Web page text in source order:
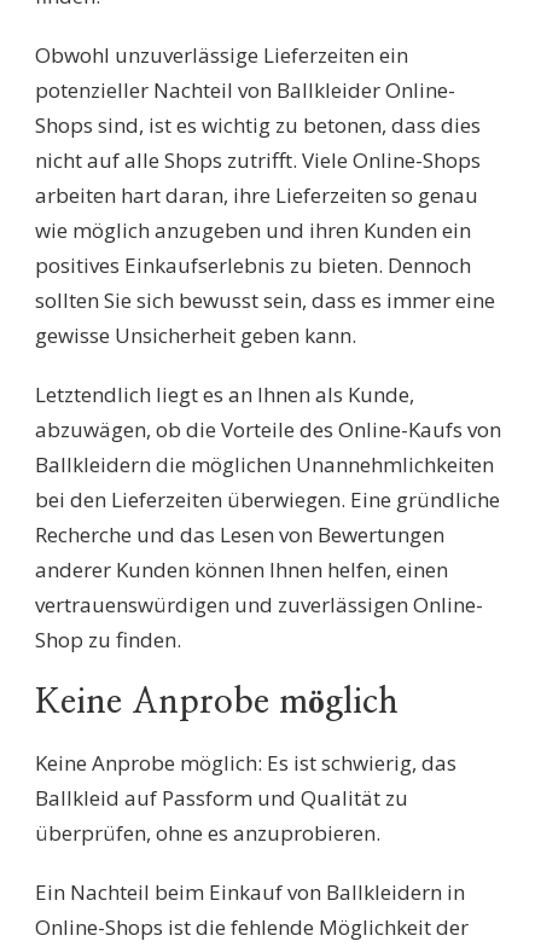
Obwohl unzuverlässige Lieferzeiten ein
potenzieller Nachteil von Ballkleider Online-
Shops sind, ist es wichtig zu betonen, dass dies
nicht auf alle Shops zutrifft. Viele Online-Shops
arbeiten hart daran, ihre Lieferzeiten so genau
wie möglich anzugeben und ihren Kunden ein
positives Einkaufserlebnis zu bieten. Dennoch
sollten Sie sich bewusst sein, dass es immer eine
gewisse Unsicherheit geben kann.
Letztendlich liegt es an Ihnen als Kunde,
abzuwägen, ob die Vorteile des Online-Kaufs von
Ballkleidern die möglichen Unannehmlichkeiten
bei den Lieferzeiten überwiegen. Eine gründliche
Recherche und das Lesen von Bewertungen
anderer Kunden können Ihnen helfen, einen
vertrauenswürdigen und zuverlässigen Online-
Shop zu finden.
Keine Anprobe möglich
Keine Anprobe möglich: Es ist schwierig, das
Ballkleid auf Passform und Qualität zu
überprüfen, ohne es anzuprobieren.
Ein Nachteil beim Einkauf von Ballkleidern in
Online-Shops ist die fehlende Möglichkeit der